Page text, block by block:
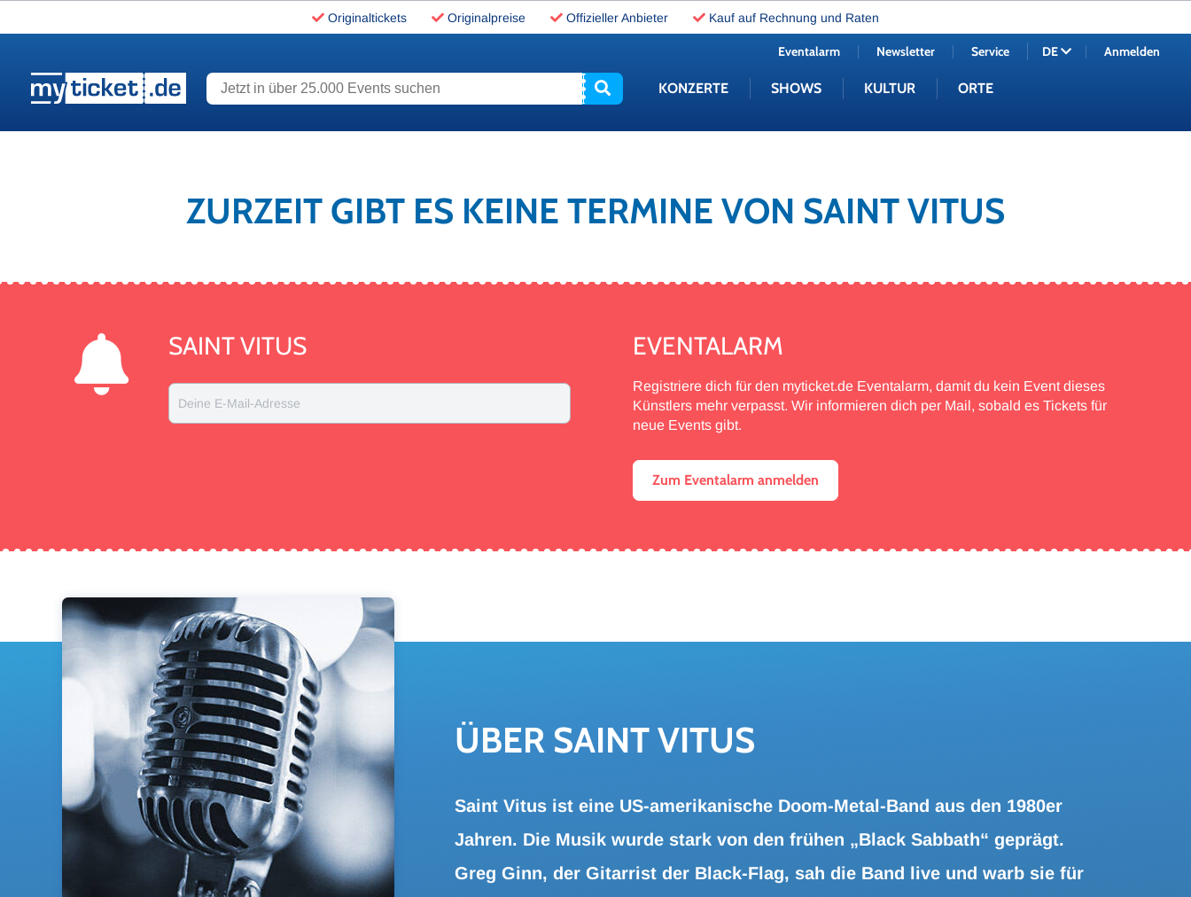
Originaltickets Originalpreise Offizieller Anbieter Kauf auf Rechnung und Raten
Jetzt in über 25.000 Events suchen KONZERTE SHOWS KULTUR ORTE
Eventalarm Newsletter Service DE Anmelden
ZURZEIT GIBT ES KEINE TERMINE VON SAINT VITUS
SAINT VITUS
Deine E-Mail-Adresse
EVENTALARM
Registriere dich für den myticket.de Eventalarm, damit du kein Event dieses
Künstlers mehr verpasst. Wir informieren dich per Mail, sobald es Tickets für
neue Events gibt.
Zum Eventalarm anmelden
ÜBER SAINT VITUS
Saint Vitus ist eine US-amerikanische Doom-Metal-Band aus den 1980er
Jahren. Die Musik wurde stark von den frühen „Black Sabbath“ geprägt.
Greg Ginn, der Gitarrist der Black-Flag, sah die Band live und warb sie für